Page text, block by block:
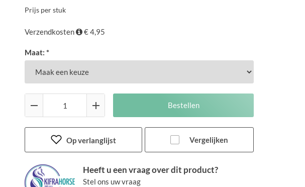
Prijs per stuk
Verzendkosten € 4,95
Maat: *
Bestellen
Op verlanglijst Vergelijken
Heeft u een vraag over dit product?
Stel ons uw vraag